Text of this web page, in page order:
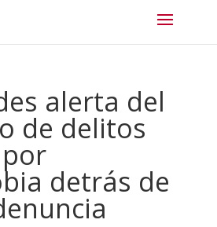
alerta del
de delitos
detrás de